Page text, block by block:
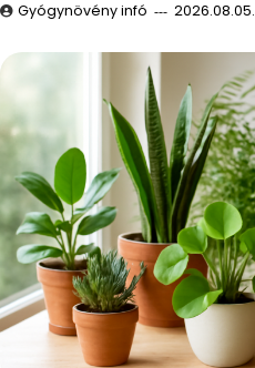
Gyógynövény infó 2026.08.05.